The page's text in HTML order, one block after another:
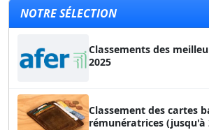
NOTRE SÉLECTION
Classements des
2025
Classement des cartes
rémunératrices (jusqu'à